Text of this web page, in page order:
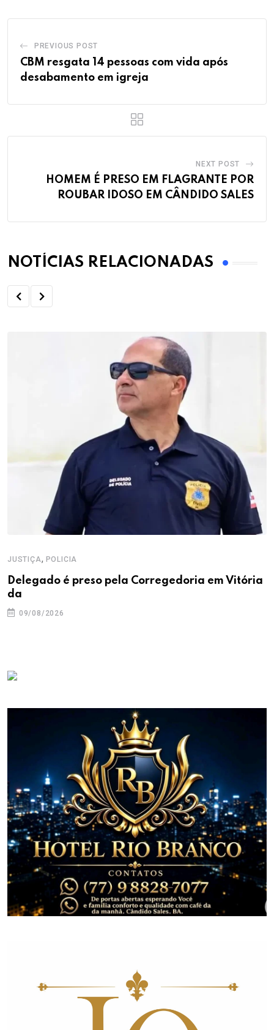
PREVIOUS POST
CBM resgata 14 pessoas com vida após
desabamento em igreja
NEXT POST
HOMEM É PRESO EM FLAGRANTE POR
ROUBAR IDOSO EM CÂNDIDO SALES
NOTÍCIAS RELACIONADAS
JUSTIÇA, POLICIA
Delegado é preso pela Corregedoria em Vitória
da
09/08/2026